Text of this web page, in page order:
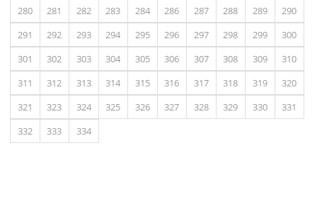
280
281 282 283 284 286 287 288 289
290
291
292 293 294 295 296 297 298 299
300
301
302 303 304 305 306 307 308 309
310
311
312 313 314 315 316 317 318 319
320
321
323 324 325 326 327 328 329 330
331
332
333 334